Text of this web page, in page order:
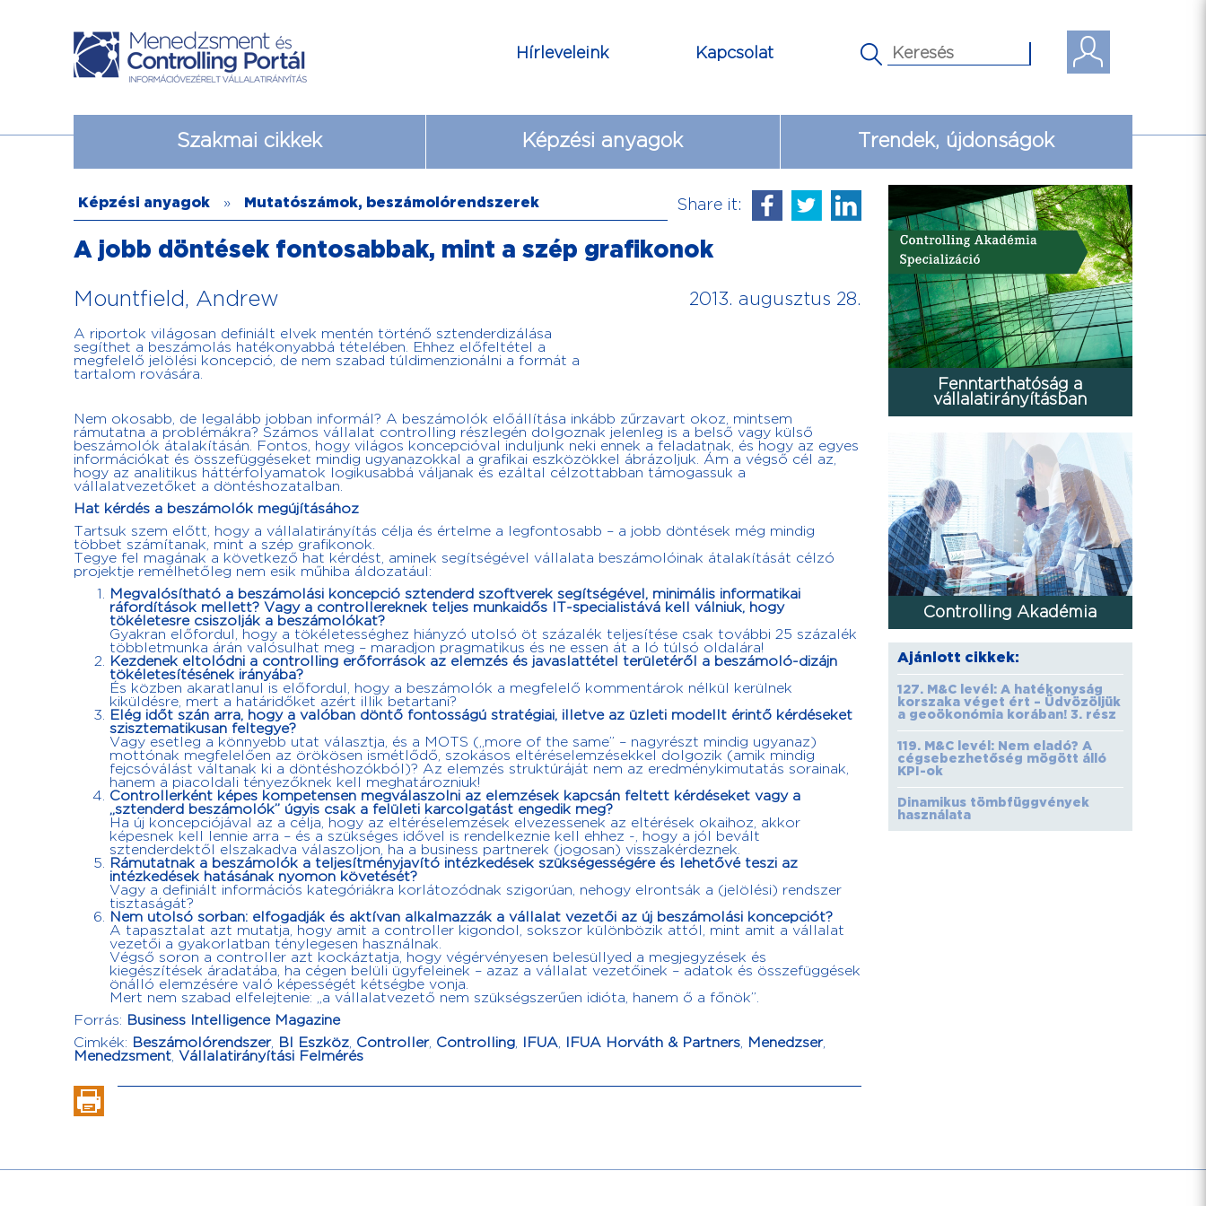
Kapcsolat
Hírleveleink
Szakmai cikkek Képzési anyagok Trendek, újdonságok
Képzési anyagok » Mutatószámok, beszámolórendszerek Share it:
A jobb döntések fontosabbak, mint a szép grafikonok
Mountfield, Andrew 2013. augusztus 28.
A riportok világosan definiált elvek mentén történő sztenderdizálása
segíthet a beszámolás hatékonyabbá tételében. Ehhez előfeltétel a
megfelelő jelölési koncepció, de nem szabad túldimenzionálni a formát a
tartalom rovására.
Nem okosabb, de legalább jobban informál? A beszámolók előállítása inkább zűrzavart okoz, mintsem
rámutatna a problémákra? Számos vállalat controlling részlegén dolgoznak jelenleg is a belső vagy külső
beszámolók átalakításán. Fontos, hogy világos koncepcióval induljunk neki ennek a feladatnak, és hogy az egyes
információkat és összefüggéseket mindig ugyanazokkal a grafikai eszközökkel ábrázoljuk. Ám a végső cél az,
hogy az analitikus háttérfolyamatok logikusabbá váljanak és ezáltal célzottabban támogassuk a
vállalatvezetőket a döntéshozatalban.
Hat kérdés a beszámolók megújításához
Tartsuk szem előtt, hogy a vállalatirányítás célja és értelme a legfontosabb – a jobb döntések még mindig
többet számítanak, mint a szép grafikonok.
Tegye fel magának a következő hat kérdést, aminek segítségével vállalata beszámolóinak átalakítását célzó
projektje remélhetőleg nem esik műhiba áldozatául:
Megvalósítható a beszámolási koncepció sztenderd szoftverek segítségével, minimális informatikai
ráfordítások mellett? Vagy a controllereknek teljes munkaidős IT-specialistává kell válniuk, hogy
tökéletesre csiszolják a beszámolókat?
Gyakran előfordul, hogy a tökéletességhez hiányzó utolsó öt százalék teljesítése csak további 25 százalék
többletmunka árán valósulhat meg – maradjon pragmatikus és ne essen át a ló túlsó oldalára!
Kezdenek eltolódni a controlling erőforrások az elemzés és javaslattétel területéről a beszámoló-dizájn
tökéletesítésének irányába?
És közben akaratlanul is előfordul, hogy a beszámolók a megfelelő kommentárok nélkül kerülnek
kiküldésre, mert a határidőket azért illik betartani?
Elég időt szán arra, hogy a valóban döntő fontosságú stratégiai, illetve az üzleti modellt érintő kérdéseket
szisztematikusan feltegye?
Vagy esetleg a könnyebb utat választja, és a MOTS („more of the same” – nagyrészt mindig ugyanaz)
mottónak megfelelően az örökösen ismétlődő, szokásos eltéréselemzésekkel dolgozik (amik mindig
fejcsóválást váltanak ki a döntéshozókból)? Az elemzés struktúráját nem az eredménykimutatás sorainak,
hanem a piacoldali tényezőknek kell meghatározniuk!
Controllerként képes kompetensen megválaszolni az elemzések kapcsán feltett kérdéseket vagy a
„sztenderd beszámolók” úgyis csak a felületi karcolgatást engedik meg?
Ha új koncepciójával az a célja, hogy az eltéréselemzések elvezessenek az eltérések okaihoz, akkor
képesnek kell lennie arra – és a szükséges idővel is rendelkeznie kell ehhez -, hogy a jól bevált
sztenderdektől elszakadva válaszoljon, ha a business partnerek (jogosan) visszakérdeznek.
Rámutatnak a beszámolók a teljesítményjavító intézkedések szükségességére és lehetővé teszi az
intézkedések hatásának nyomon követését?
Vagy a definiált információs kategóriákra korlátozódnak szigorúan, nehogy elrontsák a (jelölési) rendszer
tisztaságát?
Nem utolsó sorban: elfogadják és aktívan alkalmazzák a vállalat vezetői az új beszámolási koncepciót?
A tapasztalat azt mutatja, hogy amit a controller kigondol, sokszor különbözik attól, mint amit a vállalat
vezetői a gyakorlatban ténylegesen használnak.
Végső soron a controller azt kockáztatja, hogy végérvényesen belesüllyed a megjegyzések és
kiegészítések áradatába, ha cégen belüli ügyfeleinek – azaz a vállalat vezetőinek – adatok és összefüggések
önálló elemzésére való képességét kétségbe vonja.
Mert nem szabad elfelejtenie: „a vállalatvezető nem szükségszerűen idióta, hanem ő a főnök”.
Forrás: Business Intelligence Magazine
Cimkék: Beszámolórendszer, BI Eszköz, Controller, Controlling, IFUA, IFUA Horváth & Partners, Menedzser,
Menedzsment, Vállalatirányítási Felmérés
Fenntarthatóság a
vállalatirányításban
Controlling Akadémia
Ajánlott cikkek:
127. M&C levél: A hatékonyság
korszaka véget ért – Üdvözöljük
a geoökonómia korában! 3. rész
119. M&C levél: Nem eladó? A
cégsebezhetőség mögött álló
KPI-ok
Dinamikus tömbfüggvények
használata